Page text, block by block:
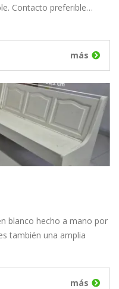
Contacto preferible…
más
blanco hecho a mano por
también una amplia
más